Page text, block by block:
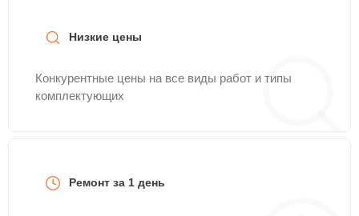
Низкие цены
Конкурентные цены на все виды работ и типы
комплектующих
Ремонт за 1 день